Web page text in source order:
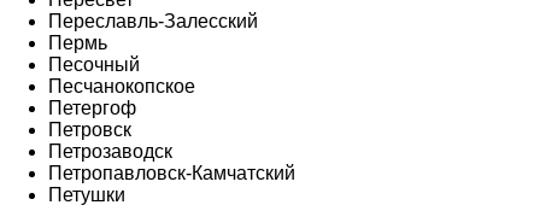
Переславль-Залесский
Пермь
Песочный
Песчанокопское
Петергоф
Петровск
Петрозаводск
Петропавловск-Камчатский
Петушки